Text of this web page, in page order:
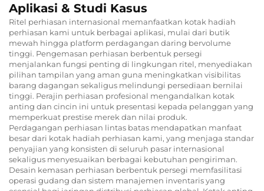
Aplikasi & Studi Kasus
Ritel perhiasan internasional memanfaatkan kotak hadiah
perhiasan kami untuk berbagai aplikasi, mulai dari butik
mewah hingga platform perdagangan daring bervolume
tinggi. Pengemasan perhiasan berbentuk persegi
menjalankan fungsi penting di lingkungan ritel, menyediakan
pilihan tampilan yang aman guna meningkatkan visibilitas
barang dagangan sekaligus melindungi persediaan bernilai
tinggi. Perajin perhiasan profesional mengandalkan kotak
anting dan cincin ini untuk presentasi kepada pelanggan yang
memperkuat prestise merek dan nilai produk.
Perdagangan perhiasan lintas batas mendapatkan manfaat
besar dari kotak hadiah perhiasan kami, yang menjaga standar
penyajian yang konsisten di seluruh pasar internasional
sekaligus menyesuaikan berbagai kebutuhan pengiriman.
Desain kemasan perhiasan berbentuk persegi memfasilitasi
operasi gudang dan sistem manajemen inventaris yang